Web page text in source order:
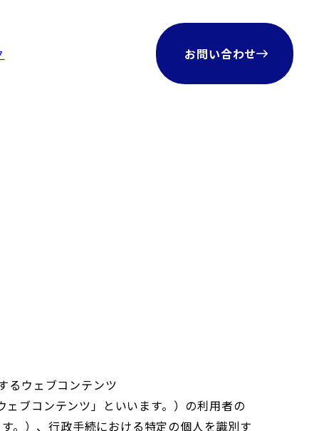
お問い合わせ
るウェブコンテンツ
ブコンテンツ」といいます。）の利用者の
。）、行政手続における特定の個人を識別す